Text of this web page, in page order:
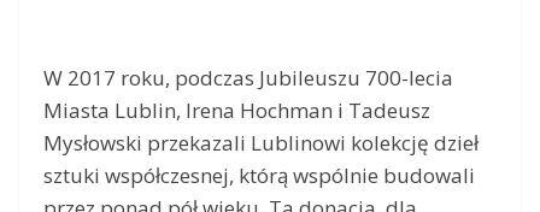
W 2017 roku, podczas Jubileuszu 700-lecia
Miasta Lublin, Irena Hochman i Tadeusz
Mysłowski przekazali Lublinowi kolekcję dzieł
sztuki współczesnej, którą wspólnie budowali